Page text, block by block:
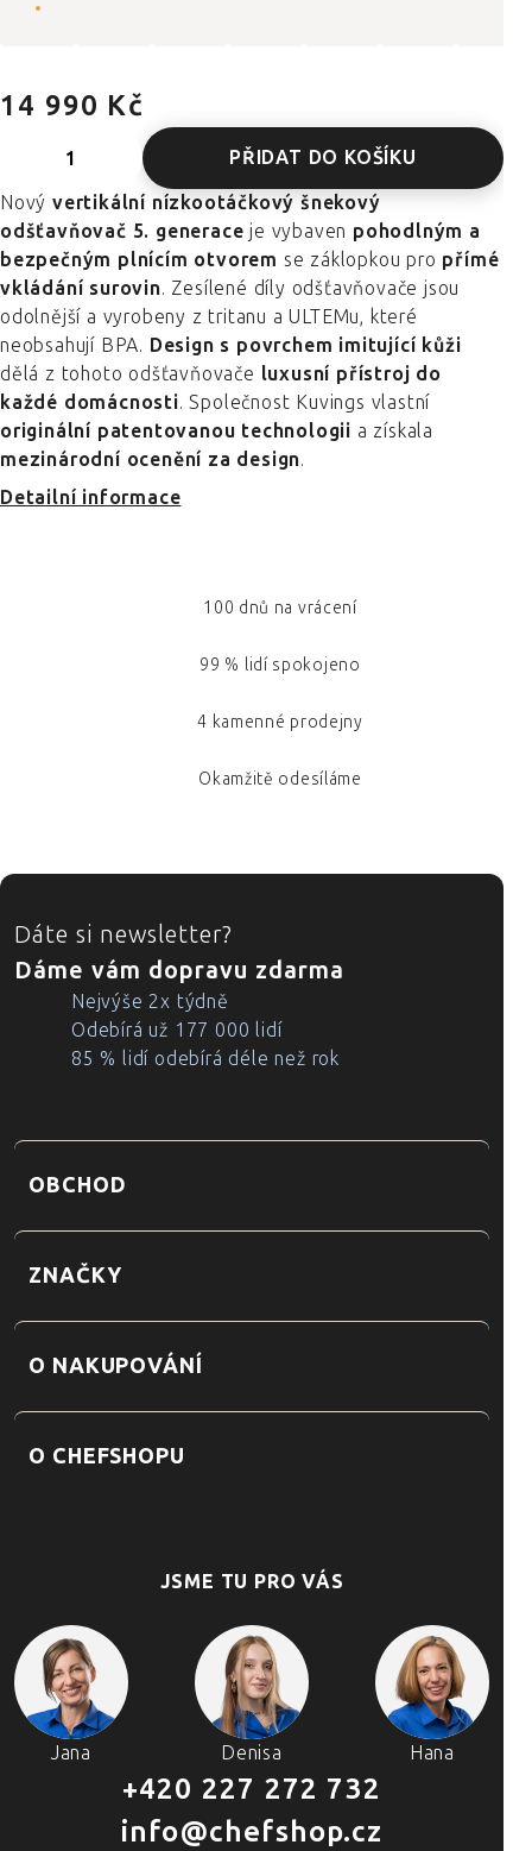
14 990 Kč
PŘIDAT DO KOŠÍKU
Nový vertikální nízkootáčkový šnekový
odšťavňovač 5. generace je vybaven pohodlným a
bezpečným plnícím otvorem se záklopkou pro přímé
vkládání surovin. Zesílené díly odšťavňovače jsou
odolnější a vyrobeny z tritanu a ULTEMu, které
neobsahují BPA. Design s povrchem imitující kůži
dělá z tohoto odšťavňovače luxusní přístroj do
každé domácnosti. Společnost Kuvings vlastní
originální patentovanou technologii a získala
mezinárodní ocenění za design.
Detailní informace
100 dnů na vrácení
99 % lidí spokojeno
4 kamenné prodejny
Okamžitě odesíláme
ZÁPATÍ
Dáte si newsletter?
Dáme vám dopravu zdarma
Nejvýše 2x týdně
Odebírá už 177 000 lidí
85 % lidí odebírá déle než rok
OBCHOD
ZNAČKY
O NAKUPOVÁNÍ
O CHEFSHOPU
JSME TU PRO VÁS
Jana Denisa Hana
+420 227 272 732
info@chefshop.cz